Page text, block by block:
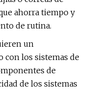
ahorra tiempo y
de rutina.
un
con los sistemas de
de
de los sistemas